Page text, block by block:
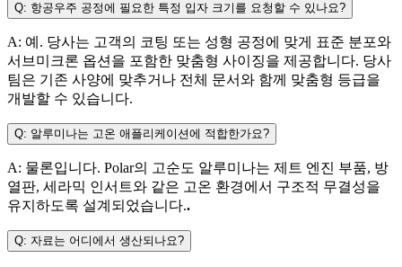
Q: 항공우주 공정에 필요한 특정 입자 크기를 요청할 수 있나요?
A: 예. 당사는 고객의 코팅 또는 성형 공정에 맞게 표준 분포와
서브미크론 옵션을 포함한 맞춤형 사이징을 제공합니다. 당사
팀은 기존 사양에 맞추거나 전체 문서와 함께 맞춤형 등급을
개발할 수 있습니다.
Q: 알루미나는 고온 애플리케이션에 적합한가요?
A: 물론입니다. Polar의 고순도 알루미나는 제트 엔진 부품, 방
열판, 세라믹 인서트와 같은 고온 환경에서 구조적 무결성을
유지하도록 설계되었습니다..
Q: 자료는 어디에서 생산되나요?